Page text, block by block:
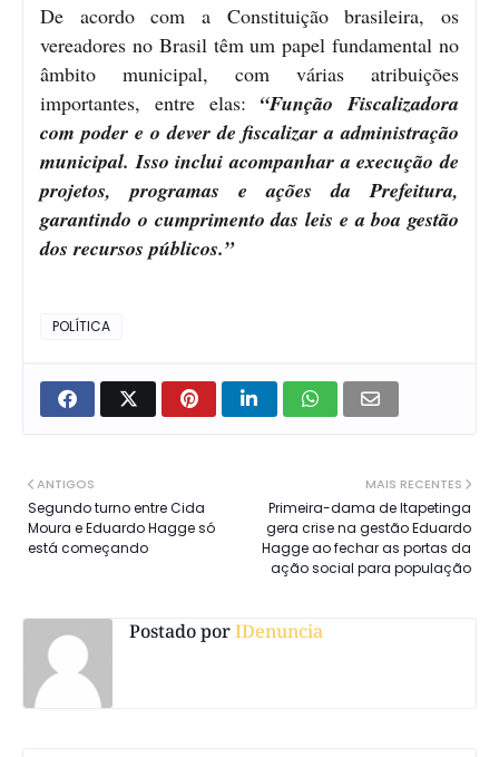
De acordo com a Constituição brasileira, os
vereadores no Brasil têm um papel fundamental no
âmbito municipal, com várias atribuições
importantes, entre elas: “Função Fiscalizadora
com poder e o dever de fiscalizar a administração
municipal. Isso inclui acompanhar a execução de
projetos, programas e ações da Prefeitura,
garantindo o cumprimento das leis e a boa gestão
dos recursos públicos.”
POLÍTICA
MAIS RECENTES
Primeira-dama de Itapetinga
gera crise na gestão Eduardo
Hagge ao fechar as portas da
ação social para população
ANTIGOS
Segundo turno entre Cida
Moura e Eduardo Hagge só
está começando
Postado porIDenuncia